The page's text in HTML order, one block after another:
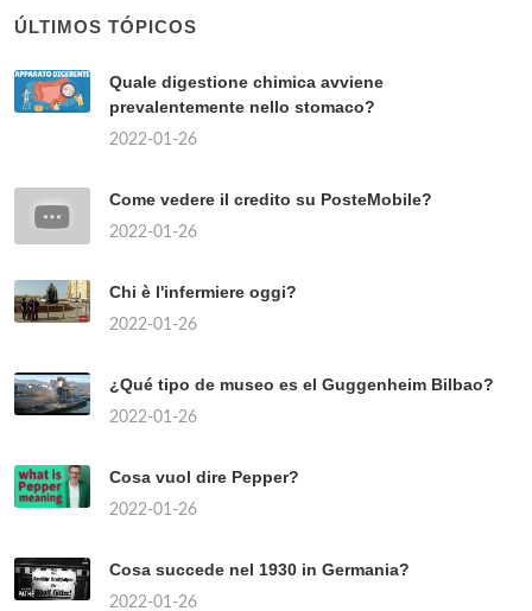
ÚLTIMOS TÓPICOS
Quale digestione chimica avviene
prevalentemente nello stomaco?
2022-01-26
Come vedere il credito su PosteMobile?
2022-01-26
Chi è l'infermiere oggi?
2022-01-26
¿Qué tipo de museo es el Guggenheim Bilbao?
2022-01-26
Cosa vuol dire Pepper?
2022-01-26
Cosa succede nel 1930 in Germania?
2022-01-26